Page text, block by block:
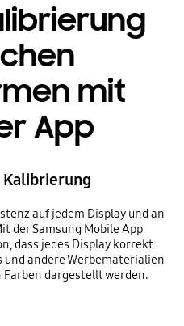
mit
App
auf jedem Display und an
der Samsung Mobile App
dass jedes Display korrekt
andere Werbematerialien
dargestellt werden.